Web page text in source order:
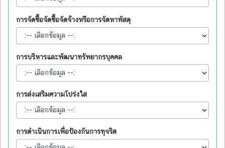
การจัดซื้อจัดซื้อจัดจ้างหรือการจัดหาพัสดุ
การบริหารและพัฒนาทรัพยากรบุคคล
การส่งเสริมความโปร่งใส
การดำเนินการเพื่อป้องกันการทุจริต